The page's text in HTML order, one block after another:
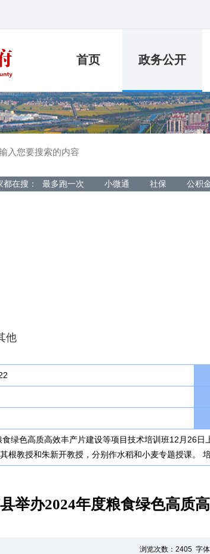
首页 政务公开
都在搜： 最多跑一次 小微通 社保 公积
他
绿色高质高效丰产片建设等项目技术培训班12月26
根教授和朱新开教授，分别作水稻和小麦专题授课。
举办2024年度粮食绿色高质
浏览次数： 2405 字